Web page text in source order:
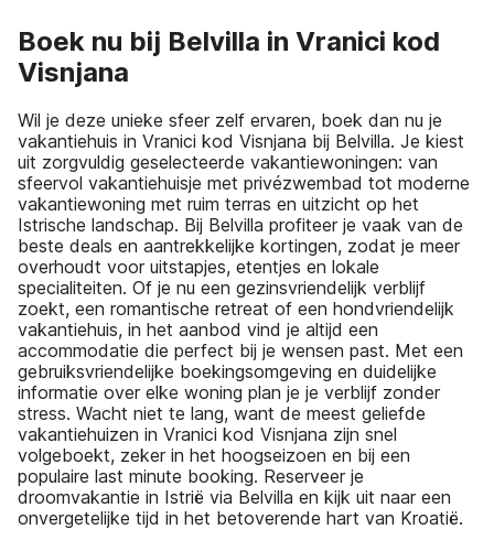
Boek nu bij Belvilla in Vranici kod
Visnjana
Wil je deze unieke sfeer zelf ervaren, boek dan nu je
vakantiehuis in Vranici kod Visnjana bij Belvilla. Je kiest
uit zorgvuldig geselecteerde vakantiewoningen: van
sfeervol vakantiehuisje met privézwembad tot moderne
vakantiewoning met ruim terras en uitzicht op het
Istrische landschap. Bij Belvilla profiteer je vaak van de
beste deals en aantrekkelijke kortingen, zodat je meer
overhoudt voor uitstapjes, etentjes en lokale
specialiteiten. Of je nu een gezinsvriendelijk verblijf
zoekt, een romantische retreat of een hondvriendelijk
vakantiehuis, in het aanbod vind je altijd een
accommodatie die perfect bij je wensen past. Met een
gebruiksvriendelijke boekingsomgeving en duidelijke
informatie over elke woning plan je je verblijf zonder
stress. Wacht niet te lang, want de meest geliefde
vakantiehuizen in Vranici kod Visnjana zijn snel
volgeboekt, zeker in het hoogseizoen en bij een
populaire last minute booking. Reserveer je
droomvakantie in Istrië via Belvilla en kijk uit naar een
onvergetelijke tijd in het betoverende hart van Kroatië.